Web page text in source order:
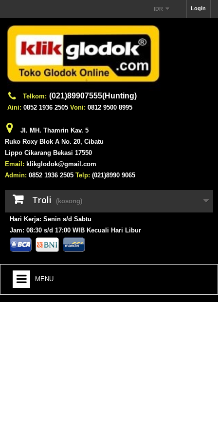
Login
IDR
Telkom: (021)89907555(Hunting)
Aini: 0852 1936 2505 Voni: 0812 9500 8995
Jl. MH. Thamrin Kav. 5
Ruko Roxy Blok A No. 20, Cibatu
Lippo Cikarang Bekasi 17550
Email: klikglodok@gmail.com
Admin: 0852 1936 2505 Telp: (021)8990 9065
Troli (kosong)
Hari Kerja: Senin s/d Sabtu
Jam: 08:30 s/d 17:00 WIB Kecuali Hari Libur
MENU